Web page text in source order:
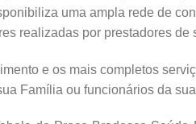
uma ampla rede de
realizadas por prestadores de
e os mais completos
Família ou funcionários da